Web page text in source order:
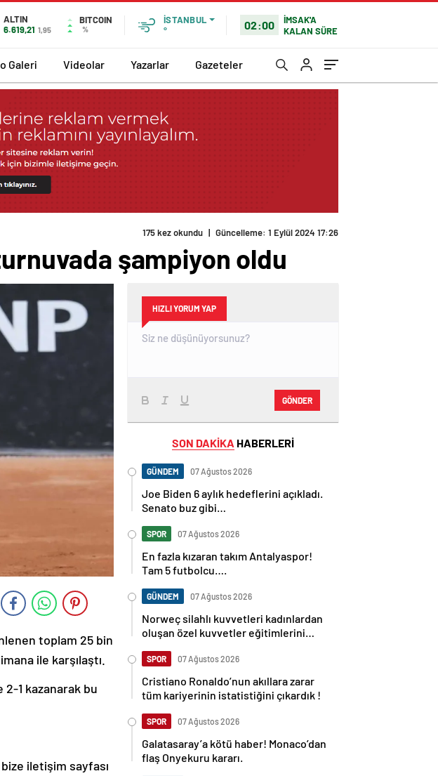
ALTIN
6.619,21 1,95
BITCOIN
%
İSTANBUL
°
02:00
İMSAK'A
KALAN SÜRE
Galeri Videolar Yazarlar Gazeteler
şampiyon oldu
toplam 25 bin
ile karşılaştı.
2-1 kazanarak bu
iletişim sayfası
HIZLI YORUM YAP
GÖNDER
SON DAKİKA HABERLERİ
GÜNDEM 07 Ağustos 2026
Joe Biden 6 aylık hedeflerini açıkladı.
Senato buz gibi…
SPOR 07 Ağustos 2026
En fazla kızaran takım Antalyaspor!
Tam 5 futbolcu….
GÜNDEM 07 Ağustos 2026
Norweç silahlı kuvvetleri kadınlardan
oluşan özel kuvvetler eğitimlerini
SPOR 07 Ağustos 2026
Cristiano Ronaldo’nun akıllara zarar
tüm kariyerinin istatistiğini çıkardık !
SPOR 07 Ağustos 2026
Galatasaray’a kötü haber! Monaco’dan
flaş Onyekuru kararı.